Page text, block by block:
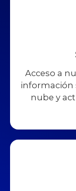
Acceso a
información
nube y